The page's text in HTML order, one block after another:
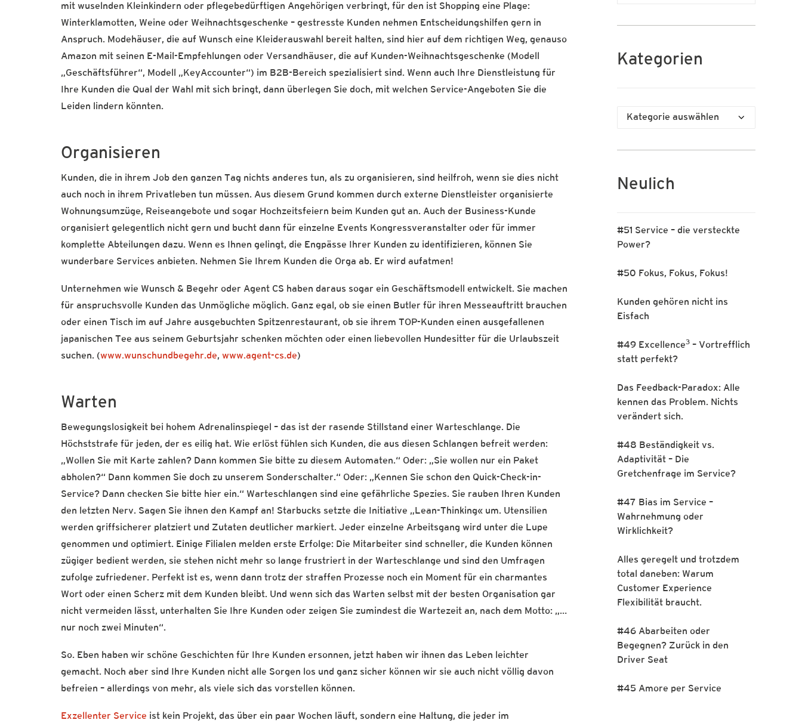
mit wuselnden Kleinkindern oder pflegebedürftigen Angehörigen verbringt, für den ist Shopping eine Plage:
Winterklamotten, Weine oder Weihnachtsgeschenke – gestresste Kunden nehmen Entscheidungshilfen gern in
Anspruch. Modehäuser, die auf Wunsch eine Kleiderauswahl bereit halten, sind hier auf dem richtigen Weg, genauso
Amazon mit seinen E-Mail-Empfehlungen oder Versandhäuser, die auf Kunden-Weihnachtsgeschenke (Modell
„Geschäftsführer“, Modell „KeyAccounter“) im B2B-Bereich spezialisiert sind. Wenn auch Ihre Dienstleistung für
Ihre Kunden die Qual der Wahl mit sich bringt, dann überlegen Sie doch, mit welchen Service-Angeboten Sie die
Leiden lindern könnten.
Organisieren
Kunden, die in ihrem Job den ganzen Tag nichts anderes tun, als zu organisieren, sind heilfroh, wenn sie dies nicht
auch noch in ihrem Privatleben tun müssen. Aus diesem Grund kommen durch externe Dienstleister organisierte
Wohnungsumzüge, Reiseangebote und sogar Hochzeitsfeiern beim Kunden gut an. Auch der Business-Kunde
organisiert gelegentlich nicht gern und bucht dann für einzelne Events Kongressveranstalter oder für immer
komplette Abteilungen dazu. Wenn es Ihnen gelingt, die Engpässe Ihrer Kunden zu identifizieren, können Sie
wunderbare Services anbieten. Nehmen Sie Ihrem Kunden die Orga ab. Er wird aufatmen!
Unternehmen wie Wunsch & Begehr oder Agent CS haben daraus sogar ein Geschäftsmodell entwickelt. Sie machen
für anspruchsvolle Kunden das Unmögliche möglich. Ganz egal, ob sie einen Butler für ihren Messeauftritt brauchen
oder einen Tisch im auf Jahre ausgebuchten Spitzenrestaurant, ob sie ihrem TOP-Kunden einen ausgefallenen
japanischen Tee aus seinem Geburtsjahr schenken möchten oder einen liebevollen Hundesitter für die Urlaubszeit
suchen. (www.wunschundbegehr.de, www.agent-cs.de)
Warten
Bewegungslosigkeit bei hohem Adrenalinspiegel – das ist der rasende Stillstand einer Warteschlange. Die
Höchststrafe für jeden, der es eilig hat. Wie erlöst fühlen sich Kunden, die aus diesen Schlangen befreit werden:
„Wollen Sie mit Karte zahlen? Dann kommen Sie bitte zu diesem Automaten.“ Oder: „Sie wollen nur ein Paket
abholen?“ Dann kommen Sie doch zu unserem Sonderschalter.“ Oder: „Kennen Sie schon den Quick-Check-in-
Service? Dann checken Sie bitte hier ein.“ Warteschlangen sind eine gefährliche Spezies. Sie rauben Ihren Kunden
den letzten Nerv. Sagen Sie ihnen den Kampf an! Starbucks setzte die Initiative „Lean-Thinking« um. Utensilien
werden griffsicherer platziert und Zutaten deutlicher markiert. Jeder einzelne Arbeitsgang wird unter die Lupe
genommen und optimiert. Einige Filialen melden erste Erfolge: Die Mitarbeiter sind schneller, die Kunden können
zügiger bedient werden, sie stehen nicht mehr so lange frustriert in der Warteschlange und sind den Umfragen
zufolge zufriedener. Perfekt ist es, wenn dann trotz der straffen Prozesse noch ein Moment für ein charmantes
Wort oder einen Scherz mit dem Kunden bleibt. Und wenn sich das Warten selbst mit der besten Organisation gar
nicht vermeiden lässt, unterhalten Sie Ihre Kunden oder zeigen Sie zumindest die Wartezeit an, nach dem Motto: „…
nur noch zwei Minuten“.
So. Eben haben wir schöne Geschichten für Ihre Kunden ersonnen, jetzt haben wir ihnen das Leben leichter
gemacht. Noch aber sind Ihre Kunden nicht alle Sorgen los und ganz sicher können wir sie auch nicht völlig davon
befreien – allerdings von mehr, als viele sich das vorstellen können.
Exzellenter Service ist kein Projekt, das über ein paar Wochen läuft, sondern eine Haltung, die jeder im
Kategorien
Kategorien
Neulich
#51 Service – die versteckte
Power?
#50 Fokus, Fokus, Fokus!
Kunden gehören nicht ins
Eisfach
#49 Excellence3 – Vortrefflich
statt perfekt?
Das Feedback-Paradox: Alle
kennen das Problem. Nichts
verändert sich.
#48 Beständigkeit vs.
Adaptivität – Die
Gretchenfrage im Service?
#47 Bias im Service –
Wahrnehmung oder
Wirklichkeit?
Alles geregelt und trotzdem
total daneben: Warum
Customer Experience
Flexibilität braucht.
#46 Abarbeiten oder
Begegnen? Zurück in den
Driver Seat
#45 Amore per Service